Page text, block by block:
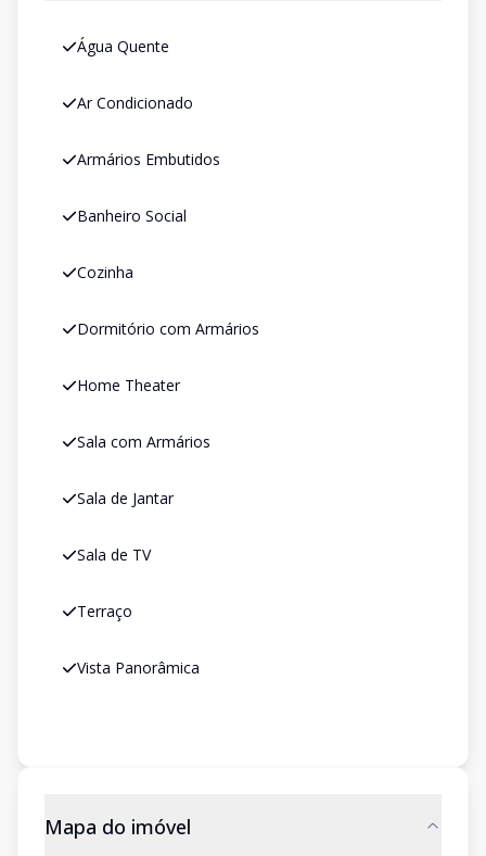
Água Quente
Ar Condicionado
Armários Embutidos
Banheiro Social
Cozinha
Dormitório com Armários
Home Theater
Sala com Armários
Sala de Jantar
Sala de TV
Terraço
Vista Panorâmica
Mapa do imóvel